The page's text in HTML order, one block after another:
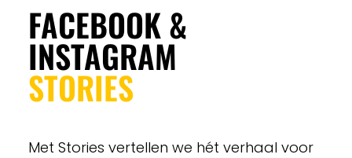
FACEBOOK &
INSTAGRAM
STORIES
Met Stories vertellen we hét verhaal voor